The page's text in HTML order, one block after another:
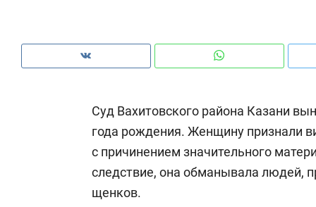
Суд Вахитовского района Казани
года рождения. Женщину признали
с причинением значительного
следствие, она обманывала людей,
щенков.
Как ГК «МИР ГРУПП» и ВТБ
создают оазис жилого
Рекомендуем
150